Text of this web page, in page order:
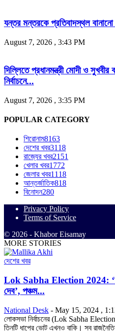
যন্তর মন্তরকে প্রতিবাদস্থল
August 7, 2026 , 3:43 PM
দিল্লিতে প্রধানমন্ত্রী মোদী ও
নির্বাচনে...
August 7, 2026 , 3:35 PM
POPULAR CATEGORY
শিরোনাম8163
দেশের খবর3118
রাজ্যের খবর2151
খেলার খবর1772
জেলার খবর1118
আন্তর্জাতিক818
বিনোদন280
Privacy Policy
Terms of Service
© 2026 - Khabor Eisamay
MORE STORIES
দেশের খবর
Lok Sabha Election 2024:
দেব’, পঞ্চম...
National Desk - May 15, 2024 ,
লোকসভা নির্বাচনের (Lok Sabha
তিনটি ধাপের ভোট এখনও বাকি। সব